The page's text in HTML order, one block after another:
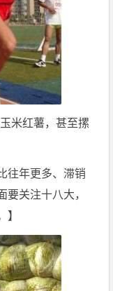
米红薯，甚至摞
往年更多、滞销
要关注十八大，
】